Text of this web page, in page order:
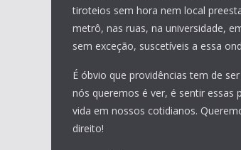
tiroteios sem hora nem local
metrô, nas ruas, na universidade,
sem exceção, suscetíveis a essa
É óbvio que providências tem de
nós queremos é ver, é sentir essas
vida em nossos cotidianos.
direito!